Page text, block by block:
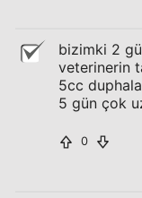
bizimki 2
veterinerin
5cc
5 gün çok
0